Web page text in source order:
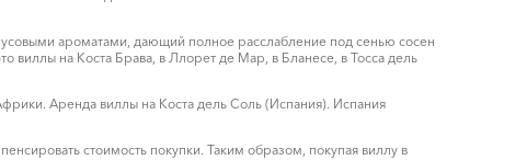
ароматами, дающий полное расслабление под сенью сосен
виллы на Коста Брава, в Ллорет де Мар, в Бланесе, в Тосса дель
Аренда виллы на Коста дель Соль (Испания). Испания
стоимость покупки. Таким образом, покупая виллу в